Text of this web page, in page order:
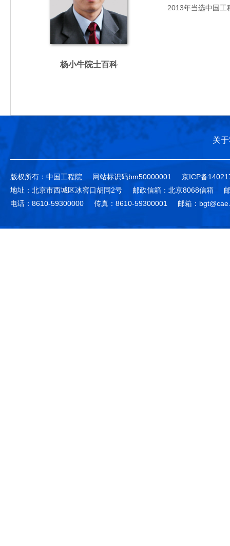
杨小牛院士百科
2013年当选中国工
关
版权所有：中国工程院 网站标识码bm50000001
京ICP备
地址：北京市西城区冰窖口胡同2号
邮政信箱：北京8068信箱
电话：8610-59300000
传真：8610-59300001 邮箱：